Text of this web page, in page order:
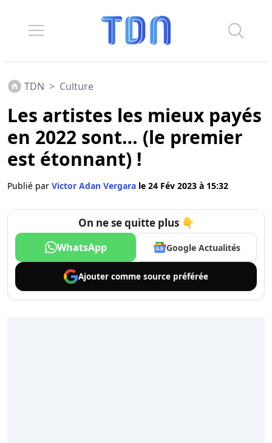
TDN > Culture
Les artistes les mieux payés
en 2022 sont… (le premier
est étonnant) !
Publié par Victor Adan Vergara le 24 Fév 2023 à 15:32
On ne se quitte plus 👇
WhatsApp Google Actualités
Ajouter comme source préférée